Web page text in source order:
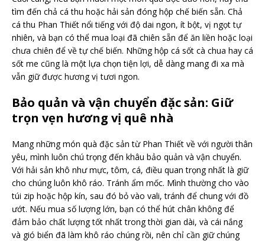
tìm đến chả cá thu hoặc hải sản đóng hộp chế biến sẵn. Chả
cá thu Phan Thiết nổi tiếng với độ dai ngon, ít bột, vị ngọt tự
nhiên, và bạn có thể mua loại đã chiên sẵn để ăn liền hoặc loại
chưa chiên để về tự chế biến. Những hộp cá sốt cà chua hay cá
sốt me cũng là một lựa chọn tiện lợi, dễ dàng mang đi xa mà
vẫn giữ được hương vị tươi ngon.
Bảo quản và vận chuyển đặc sản: Giữ
trọn vẹn hương vị quê nhà
Mang những món quà đặc sản từ Phan Thiết về với người thân
yêu, mình luôn chú trọng đến khâu bảo quản và vận chuyển.
Với hải sản khô như mực, tôm, cá, điều quan trọng nhất là giữ
cho chúng luôn khô ráo. Tránh ẩm mốc. Mình thường cho vào
túi zip hoặc hộp kín, sau đó bỏ vào vali, tránh để chung với đồ
ướt. Nếu mua số lượng lớn, bạn có thể hút chân không để
đảm bảo chất lượng tốt nhất trong thời gian dài, và cái nắng
và gió biển đã làm khô ráo chúng rồi, nên chỉ cần giữ chúng